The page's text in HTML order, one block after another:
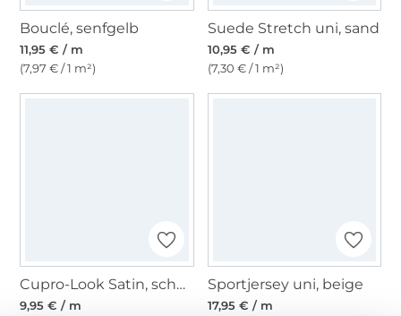
Bouclé, senfgelb
11,95 € / m
(7,97 € / 1 m²)
Suede Stretch uni, sand
10,95 € / m
(7,30 € / 1 m²)
Cupro-Look Satin, schwarz
9,95 € / m
Sportjersey uni, beige
17,95 € / m